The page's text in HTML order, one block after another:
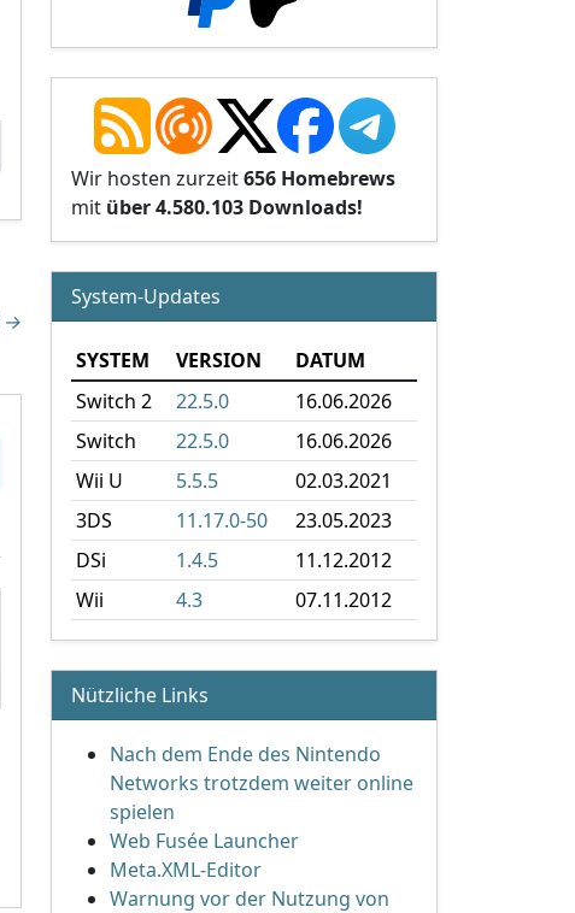
→
Wir hosten zurzeit656 Homebrews
mit über 4.580.103 Downloads!
System-Updates
SYSTEM VERSION
DATUM
Switch 2
22.5.0
16.06.2026
Switch
22.5.0
16.06.2026
Wii U
5.5.5
02.03.2021
3DS
11.17.0-50
23.05.2023
DSi
1.4.5
11.12.2012
Wii
4.3 07.11.2012
Nützliche Links
Nach dem Ende des Nintendo
Networks trotzdem weiter online
spielen
Web Fusée Launcher
Meta.XML-Editor
Warnung vor der Nutzung von